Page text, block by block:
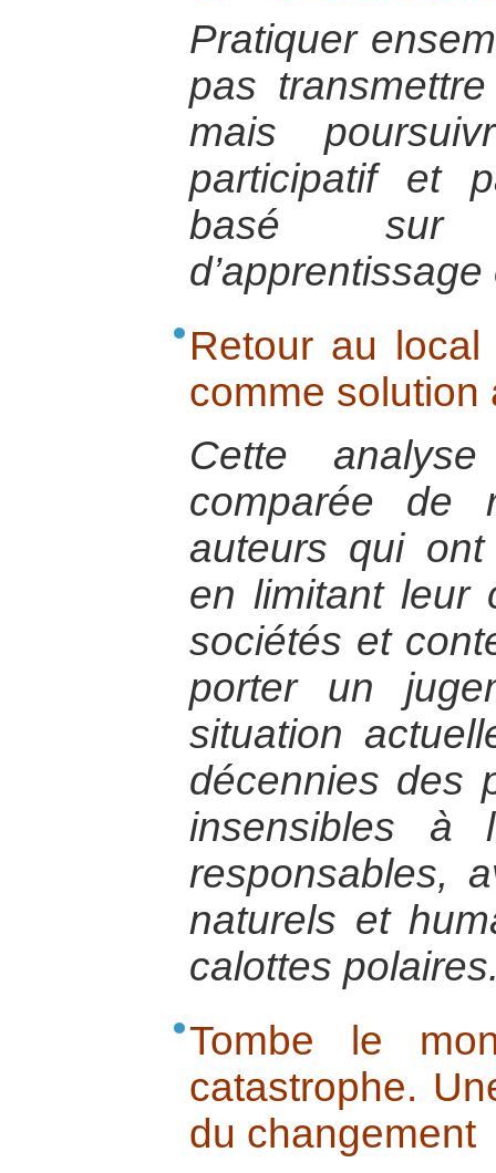
Pratiquer
pas
mais
participatif et
basé sur
Retour au
comme solution
Cette
comparée de
auteurs qui
en limitant leur
sociétés et
porter un
situation
décennies des
insensibles à
responsables,
naturels et
calottes
Tombe le
catastrophe.
du changement